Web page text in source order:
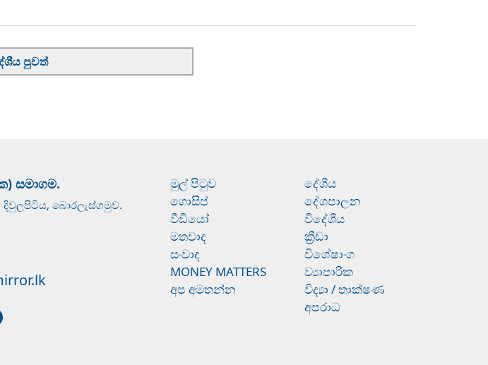
පුවත්
සමාගම.
දිවුලපිටිය, බොරලැස්ගමුව.
මුල් පිටුව
ගොසිප්
වීඩියෝ
මතවාද
සංවාද
MONEY MATTERS
අප අමතන්න
දේශීය
දේශපාලන
විදේශීය
ක්‍රීඩා
විශේෂාංග
ව්‍යාපාරික
විද්‍යා / තාක්ෂණ
අපරාධ